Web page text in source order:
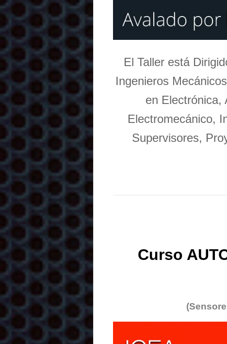
El Taller está
Ingenieros
en Electrónica,
Electromecánico,
Supervisores,
Curso